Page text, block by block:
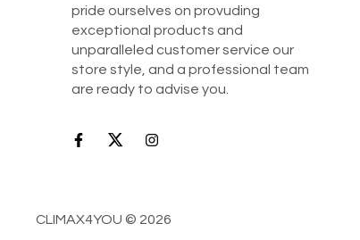
pride ourselves on provuding
exceptional products and
unparalleled customer service our
store style, and a professional team
are ready to advise you.
CLIMAX4YOU © 2026